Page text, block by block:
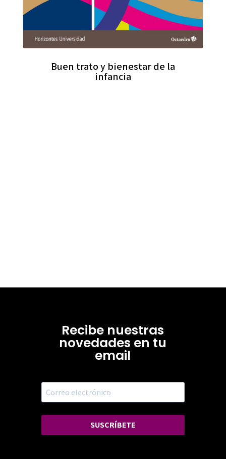
Buen trato y bienestar de la
infancia
Recibe nuestras
novedades en tu
email
SUSCRÍBETE